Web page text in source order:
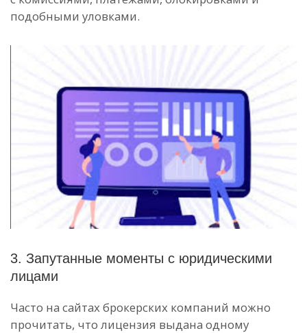
подобными уловками.
3. Запутанные моменты с юридическими
лицами
Часто на сайтах брокерских компаний можно
прочитать, что лицензия выдана одному